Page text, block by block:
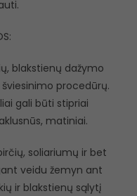
blakstienų dažymo
procedūrų.
gali būti stipriai
matiniai.
soliariumų ir bet
veidu žemyn ant
ir blakstienų sąlytį